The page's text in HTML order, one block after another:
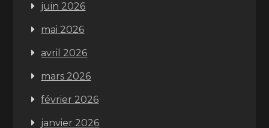
juin 2026
mai 2026
avril 2026
mars 2026
février 2026
janvier 2026